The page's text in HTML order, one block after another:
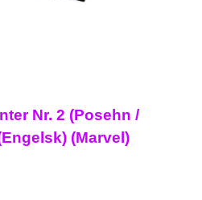
Nr. 2 (Posehn /
(Marvel)